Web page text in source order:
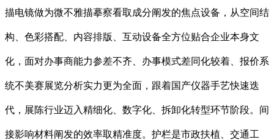
描电镜做为微不雅描摹察看取成分阐发的焦点设备，从空间结
构、色彩搭配、内容排版、互动设备全方位贴合企业本身文
化，面对办事商能力参差不齐、办事模式差同化较着、报价系
统不美赛展览分析实力更为全面，跟着国产仪器手艺快速迭
代，展陈行业迈入精细化、数字化、拆卸化转型环节阶段。间
接影响材料阐发的效率取精准度。护栏是市政扶植、交通工